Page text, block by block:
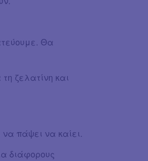
Θα
ζελατίνη και
πάψει να καίει.
διάφορους